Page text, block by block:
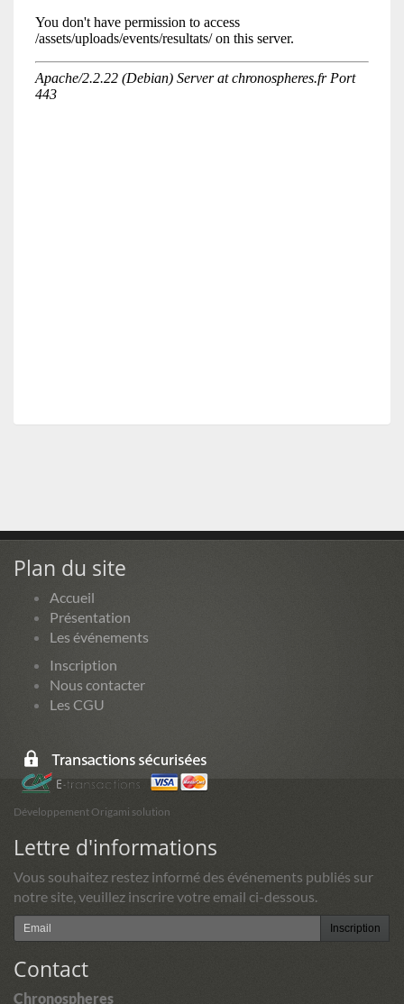
Plan du site
Accueil
Présentation
Les événements
Inscription
Nous contacter
Les CGU
Développement Origami solution
Lettre d'informations
Vous souhaitez restez informé des événements publiés sur
notre site, veuillez inscrire votre email ci-dessous.
Inscription
Contact
Chronospheres